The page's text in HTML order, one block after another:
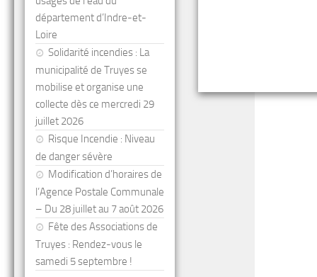
département d’Indre-et-
Loire
Solidarité incendies : La
municipalité de Truyes se
mobilise et organise une
collecte dès ce mercredi 29
juillet 2026
Risque Incendie : Niveau
de danger sévère
Modification d’horaires de
l’Agence Postale Communale
– Du 28 juillet au 7 août 2026
Fête des Associations de
Truyes : Rendez-vous le
samedi 5 septembre !